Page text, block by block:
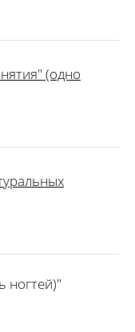
(одно
ногтей)"